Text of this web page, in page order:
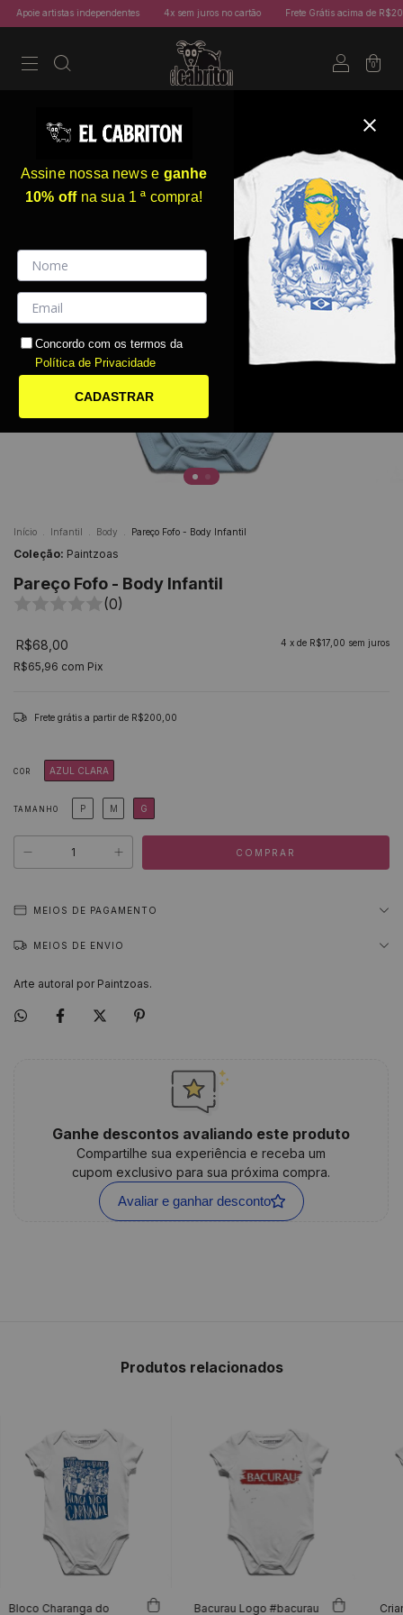
Apoie artistas independentes 4x sem juros no cartão Frete Grátis acima de
0
Início Infantil Body Pareço Fofo - Body Infantil
Coleção: Paintzoas
Pareço Fofo - Body Infantil
(0)
R$68,00 4 x de R$17,00 sem juros
R$65,96 com Pix
Frete grátis a partir de R$200,00
COR AZUL CLARA
TAMANHO P M G
MEIOS DE PAGAMENTO
MEIOS DE ENVIO
Arte autoral por Paintzoas.
Ganhe descontos avaliando este produto
Compartilhe sua experiência e receba um
cupom exclusivo para sua próxima compra.
Avaliar e ganhar desconto
Produtos relacionados
Bloco Charanga do
Bacurau Logo #bacurau
Assine nossa news e ganhe
10% off na sua 1 ª compra!
Concordo com os termos da
Política de Privacidade
CADASTRAR